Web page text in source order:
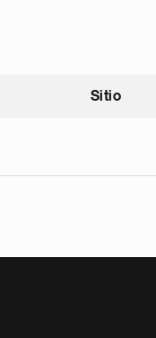
Sitio